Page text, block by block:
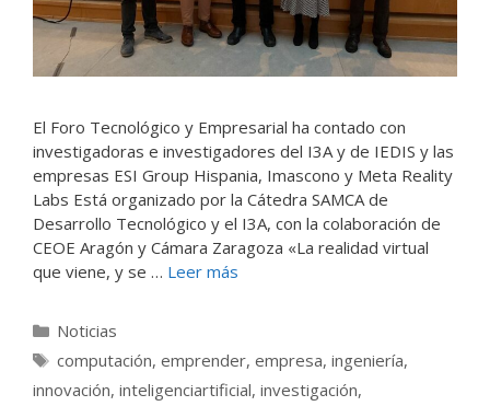
El Foro Tecnológico y Empresarial ha contado con
investigadoras e investigadores del I3A y de IEDIS y las
empresas ESI Group Hispania, Imascono y Meta Reality
Labs Está organizado por la Cátedra SAMCA de
Desarrollo Tecnológico y el I3A, con la colaboración de
CEOE Aragón y Cámara Zaragoza «La realidad virtual
que viene, y se … Leer más
Categorías
Noticias
Etiquetas
computación, emprender, empresa, ingeniería,
innovación, inteligenciartificial, investigación,